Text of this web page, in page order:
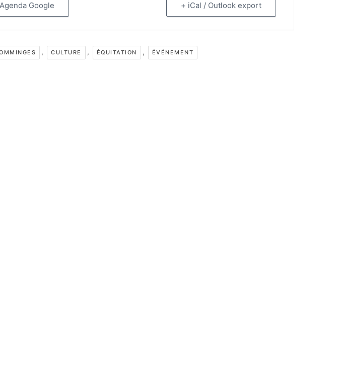
Google + iCal / Outlook export
, CULTURE , ÉQUITATION , ÉVÉNEMENT